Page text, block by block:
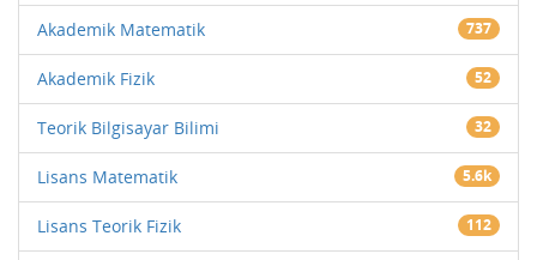
Akademik Matematik 737
Akademik Fizik 52
Teorik Bilgisayar Bilimi 32
Lisans Matematik 5.6k
Lisans Teorik Fizik 112